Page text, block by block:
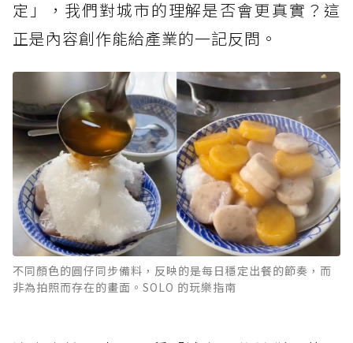
定」，我們對城市的理解是否會更真實？這
正是內容創作能給產業的一記反問。
不同顏色的圓仔同步備料，反映的是每日穩定出餐的節奏，而
非為拍照而存在的畫面。SOLO 的玩樂指南